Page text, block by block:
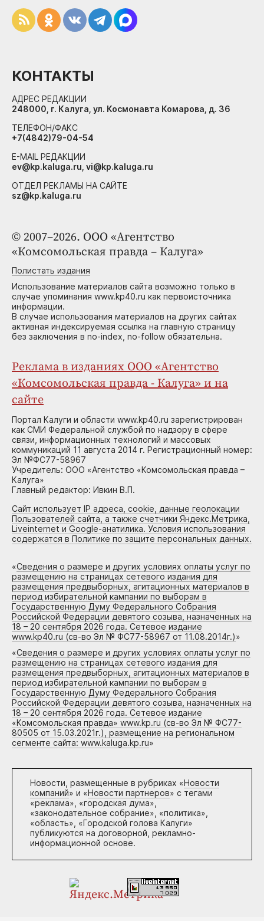
© 2007–2026. ООО «Агентство
«Комсомольская правда – Калуга»
Полистать издания
Использование материалов сайта возможно только в
случае упоминания www.kp40.ru как первоисточника
информации.
В случае использования материалов на других сайтах
активная индексируемая ссылка на главную страницу
без заключения в no-index, no-follow обязательна.
Реклама в изданиях ООО «Агентство
«Комсомольская правда - Калуга» и на
сайте
Портал Калуги и области www.kp40.ru зарегистрирован
как СМИ Федеральной службой по надзору в сфере
связи, информационных технологий и массовых
коммуникаций 11 августа 2014 г. Регистрационный номер:
Эл №ФС77-58967
Учредитель: ООО «Агентство «Комсомольская правда –
Калуга»
Главный редактор: Ивкин В.П.
Сайт использует IP адреса, cookie, данные геолокации
Пользователей сайта, а также счетчики Яндекс.Метрика,
Liveinternet и Google-анатилика. Условия использования
содержатся в Политике по защите персональных данных.
«Сведения о размере и других условиях оплаты услуг по
размещению на страницах сетевого издания для
размещения предвыборных, агитационных материалов в
период избирательной кампании по выборам в
Государственную Думу Федерального Собрания
Российской Федерации девятого созыва, назначенных на
18 – 20 сентября 2026 года. Сетевое издание
www.kp40.ru (св-во Эл № ФС77-58967 от 11.08.2014г.)»
«Сведения о размере и других условиях оплаты услуг по
размещению на страницах сетевого издания для
размещения предвыборных, агитационных материалов в
период избирательной кампании по выборам в
Государственную Думу Федерального Собрания
Российской Федерации девятого созыва, назначенных на
18 – 20 сентября 2026 года. Сетевое издание
«Комсомольская правда» www.kp.ru (св-во Эл № ФС77-
80505 от 15.03.2021г.), размещение на региональном
сегменте сайта: www.kaluga.kp.ru»
Новости, размещенные в рубриках «Новости
компаний» и «Новости партнеров» с тегами
«реклама», «городская дума»,
«законодательное собрание», «политика»,
«область», «Городской голова Калуги»
публикуются на договорной, рекламно-
информационной основе.
КОНТАКТЫ
АДРЕС РЕДАКЦИИ
248000, г. Калуга, ул. Космонавта Комарова, д. 36
ТЕЛЕФОН/ФАКС
+7(4842)79-04-54
E-MAIL РЕДАКЦИИ
ev@kp.kaluga.ru, vi@kp.kaluga.ru
ОТДЕЛ РЕКЛАМЫ НА САЙТЕ
sz@kp.kaluga.ru